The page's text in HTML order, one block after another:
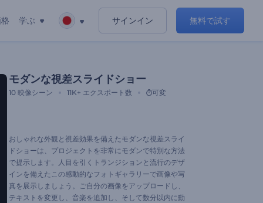
学ぶ サインイン 無料で試す
モダンな視差スライドショー
10 映像シーン 11K+ エクスポート数 可変
おしゃれな外観と視差効果を備えたモダンな視差スライ
ドショーは、プロジェクトを非常にモダンで特別な方法
で提示します。人目を引くトランジションと流行のデザ
インを備えたこの感動的なフォトギャラリーで画像や写
真を展示しましょう。ご自分の画像をアップロードし、
テキストを変更し、音楽を追加し、そして数分以内に動